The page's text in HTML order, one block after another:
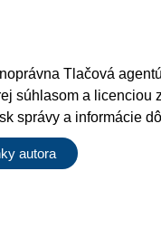
Tlačová
súhlasom a licenciou
správy a informácie
autora